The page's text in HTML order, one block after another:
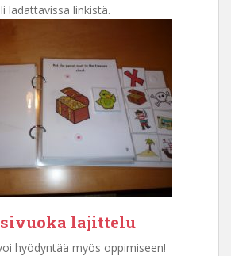
ladattavissa linkistä.
lajittelu
hyödyntää myös oppimiseen!